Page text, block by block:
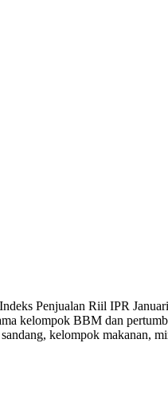
Penjualan Riil IPR
kelompok BBM dan
kelompok makanan,